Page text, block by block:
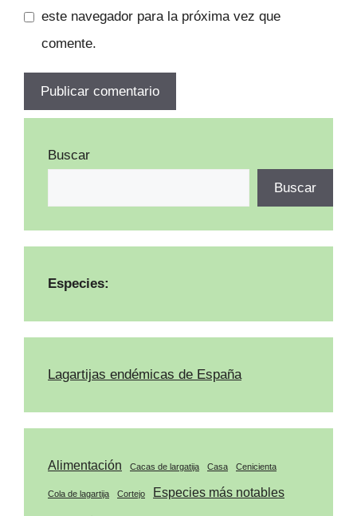
este navegador para la próxima vez que
comente.
Buscar
Buscar
Especies:
Lagartijas endémicas de España
Alimentación Cacas de largatija Casa Cenicienta
Cola de lagartija Cortejo Especies más notables